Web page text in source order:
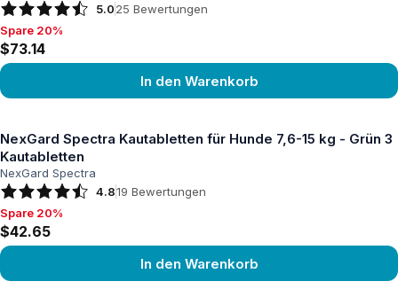
5.025 Bewertungen
Spare 20%, $73.14
Spare 20%
$73.14
In den Warenkorb
NexGard Spectra Kautabletten für Hunde 7,6-15 kg - Grün 3
Kautabletten
NexGard Spectra
4.819 Bewertungen
Spare 20%, $42.65
Spare 20%
$42.65
In den Warenkorb